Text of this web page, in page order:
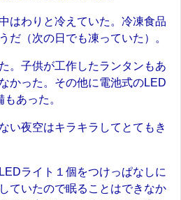
はわりと冷えていた。冷凍食品
だ（次の日でも凍っていた）。
。子供が工作したランタンもあ
かった。その他に電池式のLED
あった。
い夜空はキラキラしてとてもき
ライト１個をつけっぱなしに
ていたので眠ることはできなか